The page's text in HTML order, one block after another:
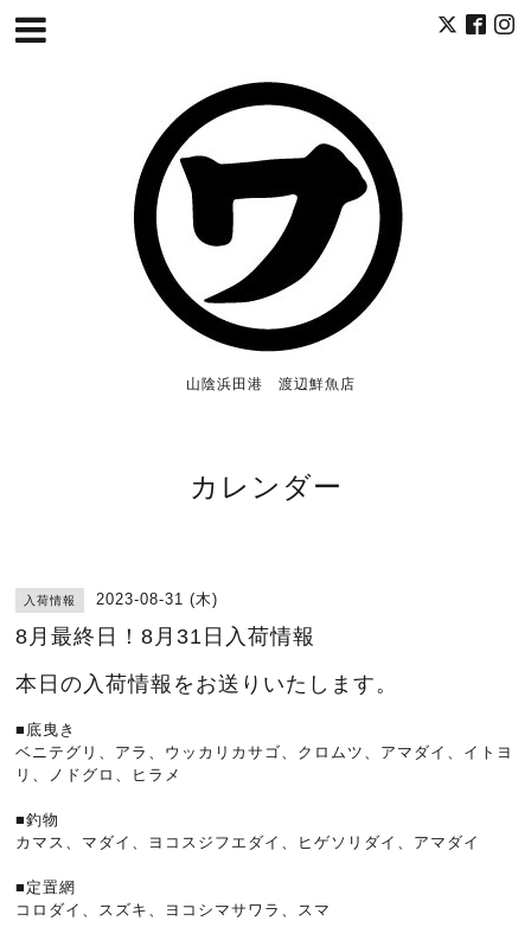
山陰浜田港 渡辺鮮魚店
カレンダー
入荷情報 2023-08-31 (木)
8月最終日！8月31日入荷情報
本日の入荷情報をお送りいたします。
■底曳き
ベニテグリ、アラ、ウッカリカサゴ、クロムツ、アマダイ、イトヨ
リ、ノドグロ、ヒラメ
■釣物
カマス、マダイ、ヨコスジフエダイ、ヒゲソリダイ、アマダイ
■定置網
コロダイ、スズキ、ヨコシマサワラ、スマ